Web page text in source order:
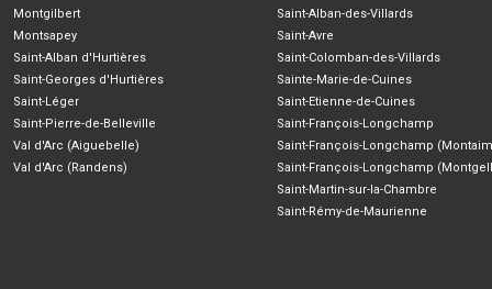
Montgilbert
Montsapey
Saint-Alban d'Hurtières
Saint-Georges d'Hurtières
Saint-Léger
Saint-Pierre-de-Belleville
Val d'Arc (Aiguebelle)
Val d'Arc (Randens)
Saint-Alban-des-Villards
Saint-Avre
Saint-Colomban-des-Villards
Sainte-Marie-de-Cuines
Saint-Etienne-de-Cuines
Saint-François-Longchamp
Saint-François-Longchamp
Saint-François-Longchamp
Saint-Martin-sur-la-Chambre
Saint-Rémy-de-Maurienne